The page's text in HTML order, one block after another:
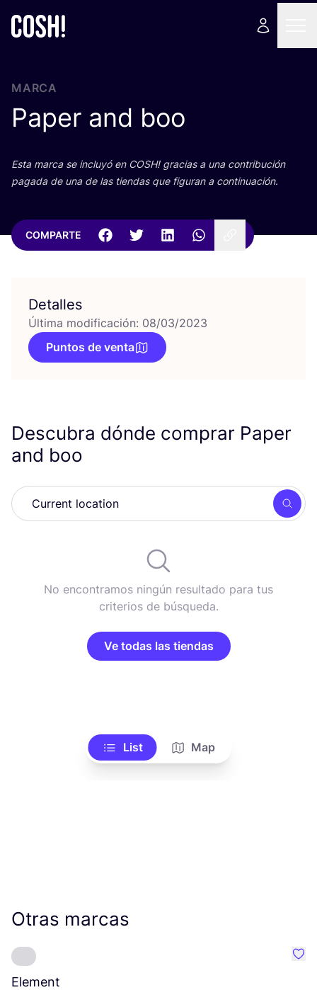
MARCA
Paper and boo
Esta mar­ca se inclu­yó en COSH! gra­cias a una con­tri­bu­ción
paga­da de una de las tien­das que figu­ran a continuación.
COMPARTE
Detalles
Última modificación: 08/03/2023
Puntos de venta
Descubra dónde comprar Paper
and boo
No encontramos ningún resultado para tus
criterios de búsqueda.
Ve todas las tiendas
List Map
Otras marcas
Element